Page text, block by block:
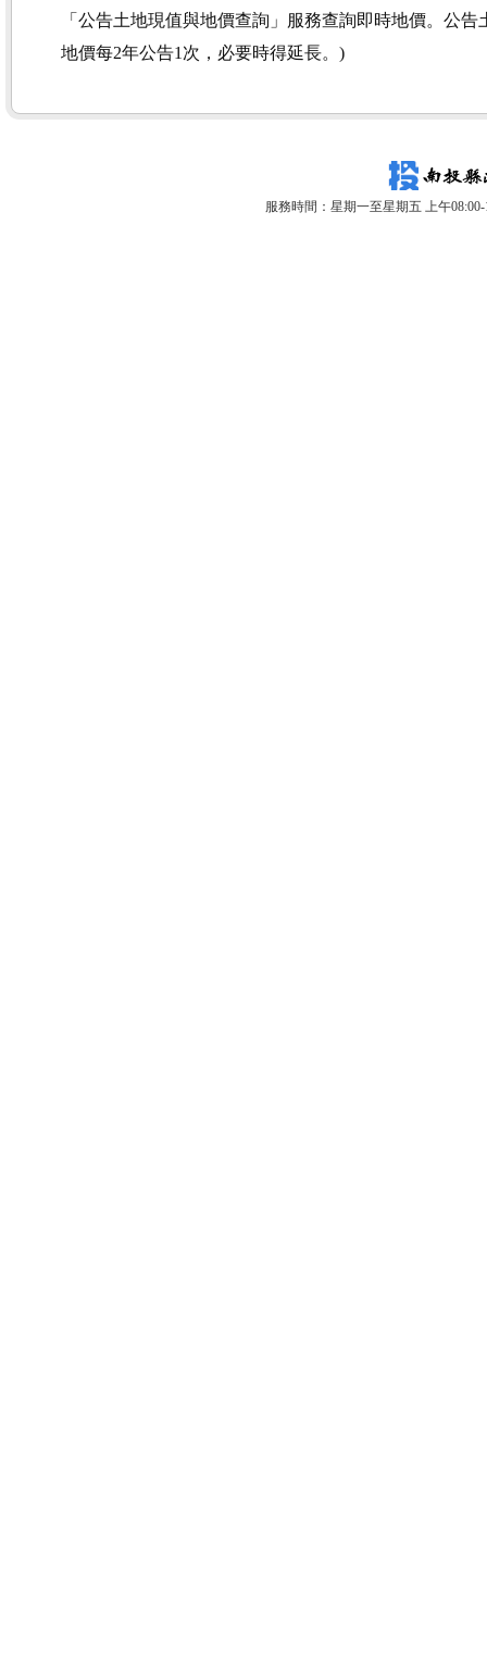
「公告土地現值與地價查詢」服務查詢即時地價。公
地價每2年公告1次，必要時得延長。)
服務時間：星期一至星期五 上午